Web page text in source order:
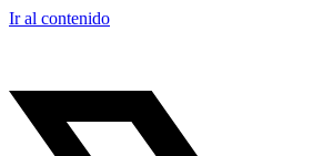
Ir al contenido